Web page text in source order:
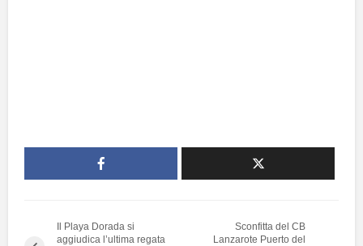
Il Playa Dorada si
aggiudica l’ultima regata
Sconfitta del CB
Lanzarote Puerto del